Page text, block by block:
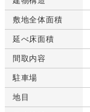
敷地全体面積
延べ床面積
間取内容
駐車場
地目